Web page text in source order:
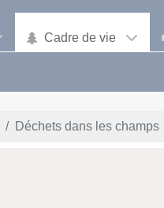
Cadre de vie
Déchets dans les champs